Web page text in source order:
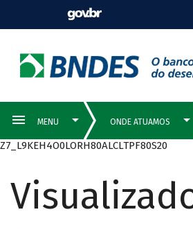
Z7_L9KEH4O0LORH80ALCLTPF80S20